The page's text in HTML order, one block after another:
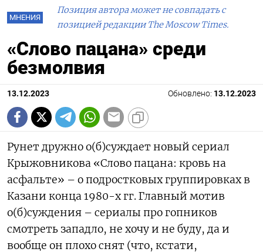
МНЕНИЯ
Позиция автора может не совпадать с
позицией редакции The Moscow Times.
«Слово пацана» среди
безмолвия
13.12.2023 Обновлено: 13.12.2023
Рунет дружно о(б)суждает новый сериал
Крыжовникова «Слово пацана: кровь на
асфальте» – о подростковых группировках в
Казани конца 1980-х гг. Главный мотив
о(б)суждения – сериалы про гопников
смотреть западло, не хочу и не буду, да и
вообще он плохо снят (что, кстати,